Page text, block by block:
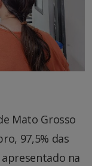
Mato Grosso
97,5% das
na